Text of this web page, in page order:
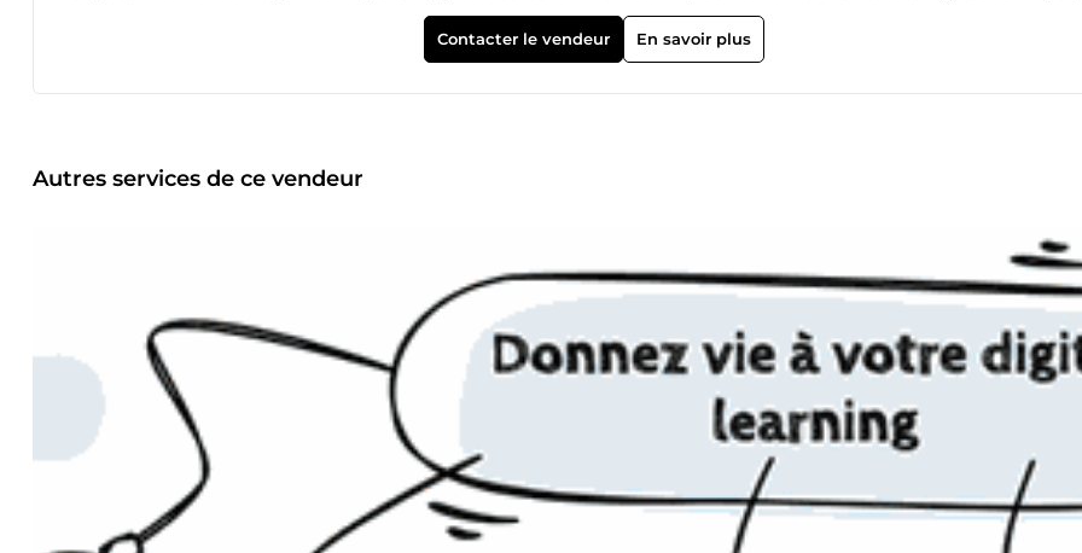
Script &amp; automatisation pour booster votre productivité 📚 Digital Learning Conception et intégration de vos formations
learning sur votre LMS Création de parcours d’apprentissage optimisés 💡 Pourquoi travailler avec moi ? ✅ Adaptabilité et
sur mesure ✅ Certifiée et en veille continue pour vous proposer les meilleures pratiques ✅ Approche pratique et orientée
Contacter le vendeur En savoir plus
Autres services de ce vendeur